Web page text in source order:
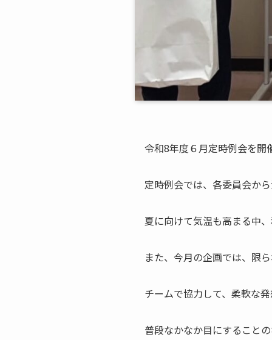
令和8年度６月定時例会を開
定時例会では、各委員会か
夏に向けて気温も高まる中
また、今月の企画では、限
チームで協力して、柔軟な
普段なかなか目にすること